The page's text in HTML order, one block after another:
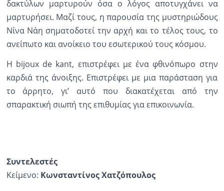
δακτύλων μαρτυρούν όσα ο λόγος αποτυγχάνει να
μαρτυρήσει. Μαζί τους, η παρουσία της μυστηριώδους
Νίνα Νάη σηματοδοτεί την αρχή και το τέλος τους, το
ανείπωτο και ανοίκειο του εσωτερικού τους κόσμου.
Η bijoux de kant, επιστρέφει με ένα φθινόπωρο στην
καρδιά της άνοιξης. Επιστρέφει με μια παράσταση για
το άρρητο, γι’ αυτό που διακατέχεται από την
σπαρακτική σιωπή της επιθυμίας για επικοινωνία.
Συντελεστές
Κείμενο: Κωνσταντίνος Χατζόπουλος